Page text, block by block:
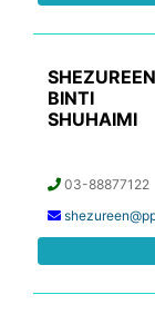
SHEZUREEN
BINTI
SHUHAIMI
03-88877122